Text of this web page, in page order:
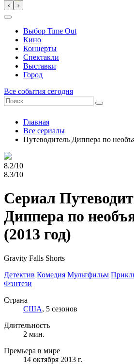
‹ ›
Выбор Time Out
Кино
Концерты
Спектакли
Выставки
Город
Все события сегодня
Главная
Все сериалы
Путеводитель Диппера по
8.2/10
8.3/10
Сериал
Диппера по
(2013 год)
Gravity Falls Shorts
Детектив Комедия Мультфильм
Фэнтези
Страна
США, 5 сезонов
Длительность
2 мин.
Премьера в мире
14 октября 2013 г.